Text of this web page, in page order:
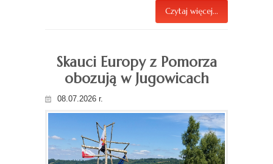
Czytaj więcej...
Skauci Europy z Pomorza
obozują w Jugowicach
08.07.2026 r.